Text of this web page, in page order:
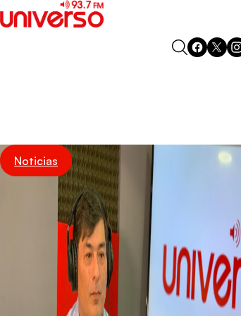
Podcasts
Destacados
Noticias